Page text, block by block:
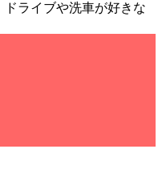
ドライブや洗車が好きな